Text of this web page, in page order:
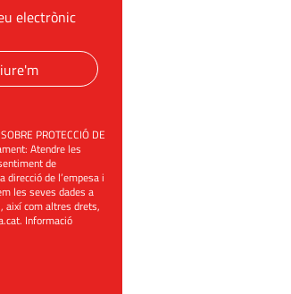
electrònic
PROTECCIÓ DE
Atendre les
de
de l’empesa i
les seves dades a
així com altres drets,
. Informació